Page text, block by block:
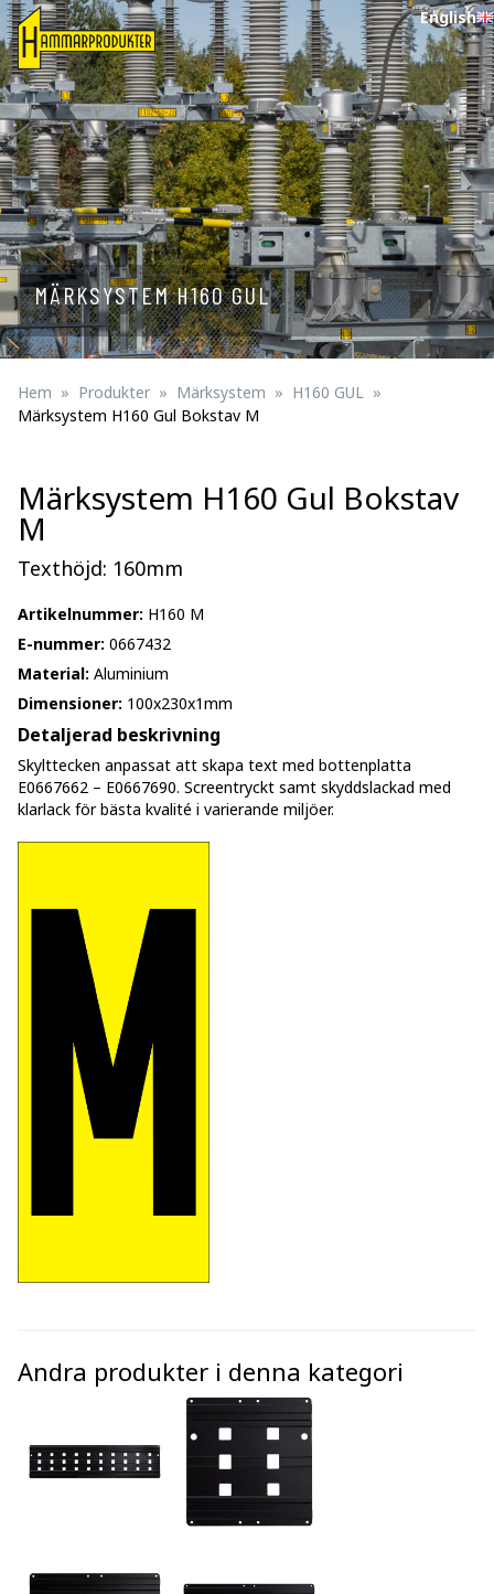
English
MÄRKSYSTEM H160 GUL
Hem Produkter Märksystem
H160 GUL
Märksystem H160 Gul Bokstav M
Märksystem H160 Gul Bokstav
M
Texthöjd: 160mm
Artikelnummer: H160 M
E-nummer: 0667432
Material: Aluminium
Dimensioner: 100x230x1mm
Detaljerad beskrivning
Skylttecken anpassat att skapa text med bottenplatta
E0667662 – E0667690. Screentryckt samt skyddslackad med
klarlack för bästa kvalité i varierande miljöer.
Andra produkter i denna kategori